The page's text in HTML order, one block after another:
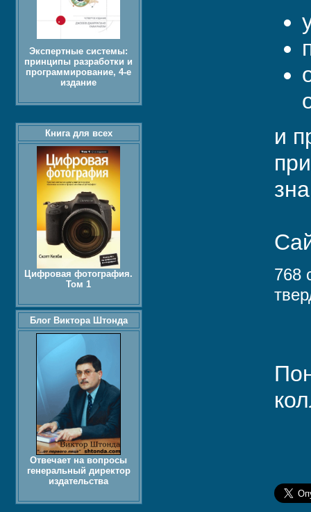
и
768
Экспертные системы:
принципы разработки и
программирование, 4-е
издание
Книга для всех
Цифровая фотография.
Том 1
Блог Виктора Штонда
Отвечает на вопросы
генеральный директор
издательства